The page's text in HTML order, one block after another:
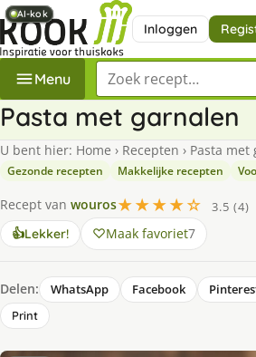
Inloggen
Menu Zoek een recept
Pasta met garnalen
U bent hier: Home › Recepten › Pasta met
Gezonde recepten Makkelijke recepten
Recept van wouros★★★★☆
3.5 (4)
👍Lekker! Maak favoriet7
Delen: WhatsApp Facebook
Print
AI-kok
AI-kok
AI-kok
AI-kok